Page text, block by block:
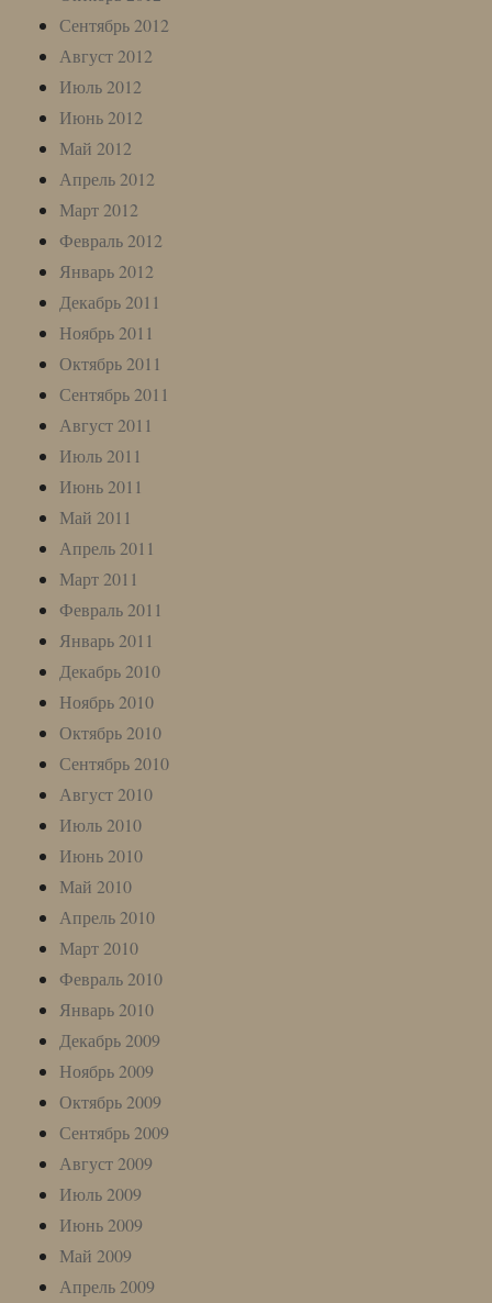
Сентябрь 2012
Август 2012
Июль 2012
Июнь 2012
Май 2012
Апрель 2012
Март 2012
Февраль 2012
Январь 2012
Декабрь 2011
Ноябрь 2011
Октябрь 2011
Сентябрь 2011
Август 2011
Июль 2011
Июнь 2011
Май 2011
Апрель 2011
Март 2011
Февраль 2011
Январь 2011
Декабрь 2010
Ноябрь 2010
Октябрь 2010
Сентябрь 2010
Август 2010
Июль 2010
Июнь 2010
Май 2010
Апрель 2010
Март 2010
Февраль 2010
Январь 2010
Декабрь 2009
Ноябрь 2009
Октябрь 2009
Сентябрь 2009
Август 2009
Июль 2009
Июнь 2009
Май 2009
Апрель 2009